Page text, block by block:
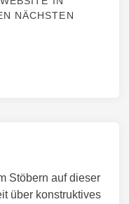
NÄCHSTEN
Stöbern auf dieser
über konstruktives